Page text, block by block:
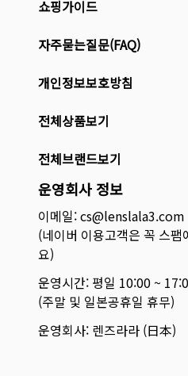
쇼핑가이드
자주묻는질문(FAQ)
개인정보보호방침
전체상품보기
전체브랜드보기
운영회사 정보
이메일: cs@lenslala3.com
(네이버 이용고객은 꼭 스
요)
운영시간: 평일 10:00 ~
(주말 및 일본공휴일 휴무)
운영회사: 렌즈라라 (日本)